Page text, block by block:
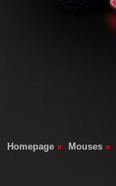
Homepage » Mouses »